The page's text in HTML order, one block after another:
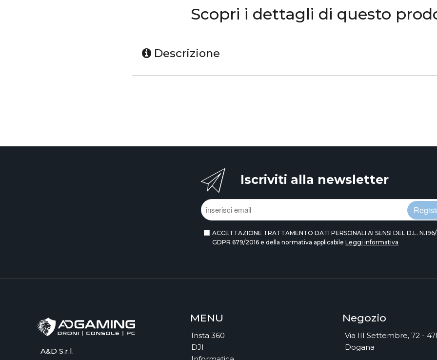
Scopri i dettagli di questo
Descrizione
Iscriviti alla newsletter
ACCETTAZIONE TRATTAMENTO DATI PERSONALI AI SENSI DEL D.L.
GDPR 679/2016 e della normativa applicabileLeggi informativa
A&D S.r.l.
MENU
Insta 360
DJI
Negozio
Via III Settembre, 72 -
Dogana